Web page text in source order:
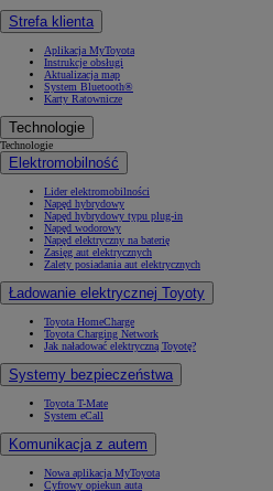
Strefa klienta
Aplikacja MyToyota
Instrukcje obsługi
Aktualizacja map
System Bluetooth®
Karty Ratownicze
Technologie
Technologie
Elektromobilność
Lider elektromobilności
Napęd hybrydowy
Napęd hybrydowy typu plug-in
Napęd wodorowy
Napęd elektryczny na baterię
Zasięg aut elektrycznych
Zalety posiadania aut elektrycznych
Ładowanie elektrycznej Toyoty
Toyota HomeCharge
Toyota Charging Network
Jak naładować elektryczną Toyotę?
Systemy bezpieczeństwa
Toyota T-Mate
System eCall
Komunikacja z autem
Nowa aplikacja MyToyota
Cyfrowy opiekun auta